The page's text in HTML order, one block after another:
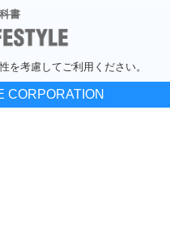
書
を考慮してご利用ください。
CORPORATION